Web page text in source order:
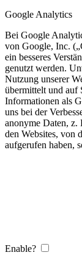
Google Analytics
Bei Google
von Google, Inc.
ein besseres
genutzt werden.
Nutzung unserer
übermittelt und auf
Informationen als
uns bei der
anonyme Daten, z.
den Websites, von
aufgerufen haben,
Enable?